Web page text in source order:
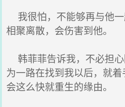
我很怕，不能够再与他
相聚离散，会伤害到他。
韩菲菲告诉我，不必担
为一路在找到我以后，就
会这么快就重生的缘由。